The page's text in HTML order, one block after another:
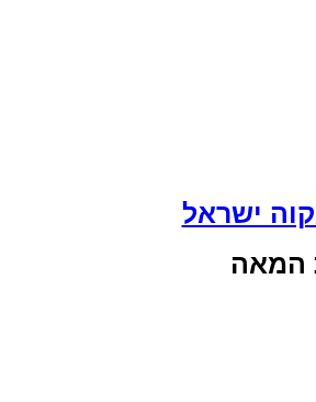
ישראל
המאה